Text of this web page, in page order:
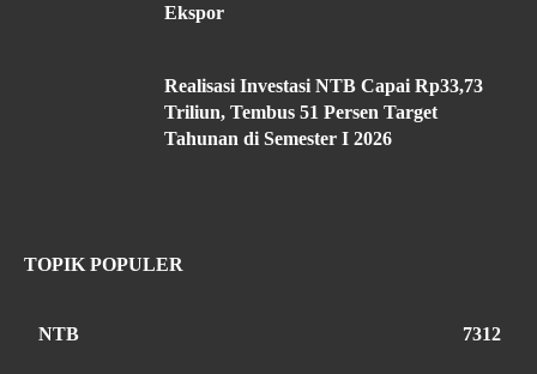
Ekspor
Realisasi Investasi NTB Capai Rp33,73
Triliun, Tembus 51 Persen Target
Tahunan di Semester I 2026
TOPIK POPULER
NTB 7312